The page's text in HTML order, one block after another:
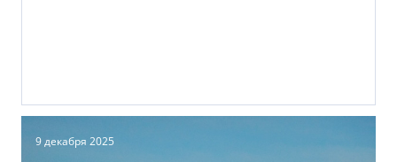
9 декабря 2025